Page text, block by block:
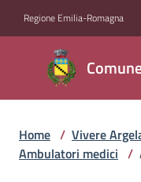
Regione Emilia-Romagna
Comune
di
Argelato
Home / Vivere
Ambulatori medici /